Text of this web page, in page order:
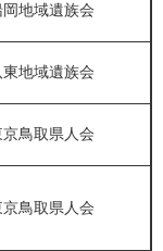
岡地域遺族会
東地域遺族会
京鳥取県人会
京鳥取県人会